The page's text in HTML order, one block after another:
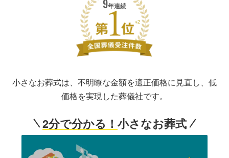
9年連続
※2
小さなお葬式は、不明瞭な金額を適正価格に見直し、低
価格を実現した葬儀社です。
2分で分かる！ 小さなお葬式